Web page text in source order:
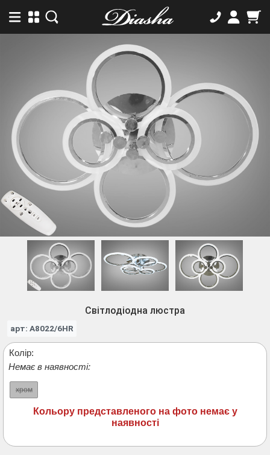
Світлодіодна люстра
арт: A8022/6HR
Колір:
Немає в наявності:
хром
Кольору представленого на фото немає у
наявності